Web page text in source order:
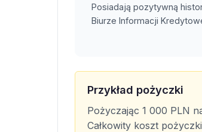
Posiadają pozytywną
Biurze Informacji
Przykład pożyczki
Pożyczając 1 000 PLN
Całkowity koszt